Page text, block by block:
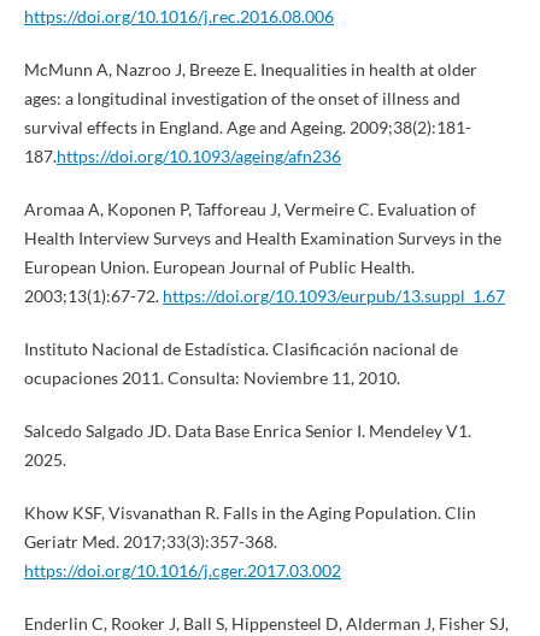
https://doi.org/10.1016/j.rec.2016.08.006
McMunn A, Nazroo J, Breeze E. Inequalities in health at older
ages: a longitudinal investigation of the onset of illness and
survival effects in England. Age and Ageing. 2009;38(2):181-
187.https://doi.org/10.1093/ageing/afn236
Aromaa A, Koponen P, Tafforeau J, Vermeire C. Evaluation of
Health Interview Surveys and Health Examination Surveys in the
European Union. European Journal of Public Health.
2003;13(1):67-72. https://doi.org/10.1093/eurpub/13.suppl_1.67
Instituto Nacional de Estadística. Clasificación nacional de
ocupaciones 2011. Consulta: Noviembre 11, 2010.
Salcedo Salgado JD. Data Base Enrica Senior I. Mendeley V1.
2025.
Khow KSF, Visvanathan R. Falls in the Aging Population. Clin
Geriatr Med. 2017;33(3):357-368.
https://doi.org/10.1016/j.cger.2017.03.002
Enderlin C, Rooker J, Ball S, Hippensteel D, Alderman J, Fisher SJ,